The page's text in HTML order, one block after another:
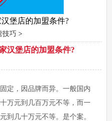
堡店的加盟条件?
技巧 >
汉堡店的加盟条件?
定，因品牌而异。一般国内
万元到几百万元不等，而一
到几十万元不等。是个案。